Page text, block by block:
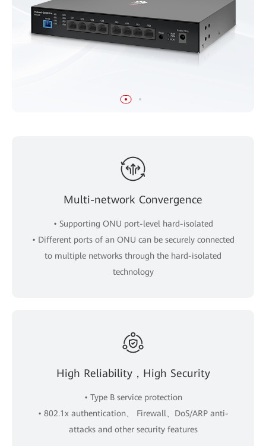
Multi-network Convergence
• Supporting ONU port-level hard-isolated
• Different ports of an ONU can be securely connected
to multiple networks through the hard-isolated
technology
High Reliability，High Security
• Type B service protection
• 802.1x authentication、 Firewall、DoS/ARP anti-
attacks and other security features